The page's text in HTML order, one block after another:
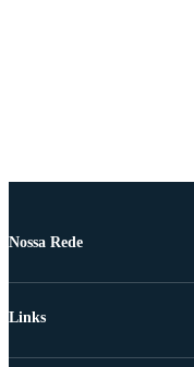
Nossa Rede
Links